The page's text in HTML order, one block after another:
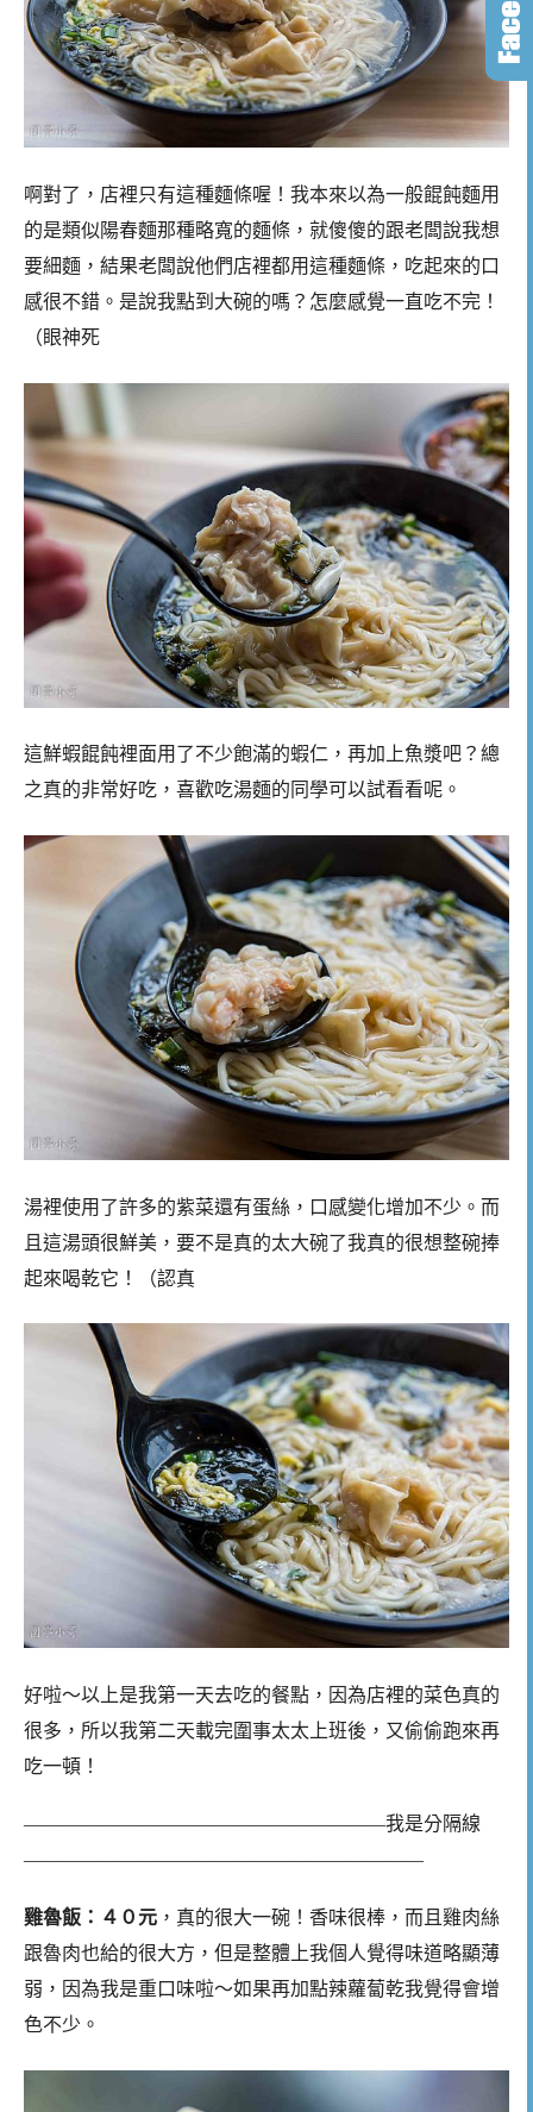
啊對了，店裡只有這種麵條喔！我本來以為一般餛飩麵用
的是類似陽春麵那種略寬的麵條，就傻傻的跟老闆說我想
要細麵，結果老闆說他們店裡都用這種麵條，吃起來的口
感很不錯。是說我點到大碗的嗎？怎麼感覺一直吃不完！
（眼神死
這鮮蝦餛飩裡面用了不少飽滿的蝦仁，再加上魚漿吧？總
之真的非常好吃，喜歡吃湯麵的同學可以試看看呢。
湯裡使用了許多的紫菜還有蛋絲，口感變化增加不少。而
且這湯頭很鮮美，要不是真的太大碗了我真的很想整碗捧
起來喝乾它！（認真
好啦～以上是我第一天去吃的餐點，因為店裡的菜色真的
很多，所以我第二天載完圍事太太上班後，又偷偷跑來再
吃一頓！
———————————————————我是分隔線
—————————————————————
雞魯飯：４０元 ，真的很大一碗！香味很棒，而且雞肉絲
跟魯肉也給的很大方，但是整體上我個人覺得味道略顯薄
弱，因為我是重口味啦～如果再加點辣蘿蔔乾我覺得會增
色不少。